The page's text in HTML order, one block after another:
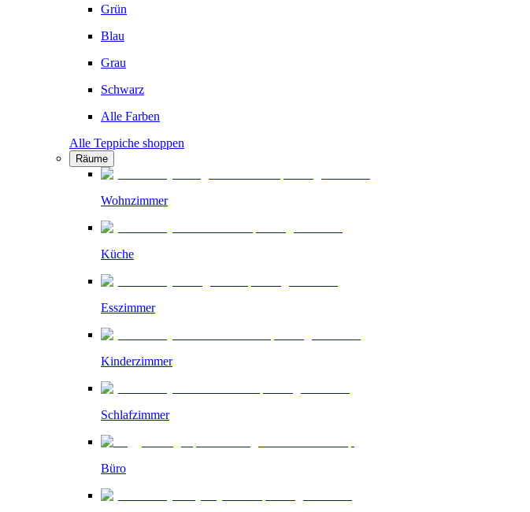
Grün
Blau
Grau
Schwarz
Alle Farben
Alle Teppiche shoppen
Räume
Wohnzimmer
Küche
Esszimmer
Kinderzimmer
Schlafzimmer
Büro